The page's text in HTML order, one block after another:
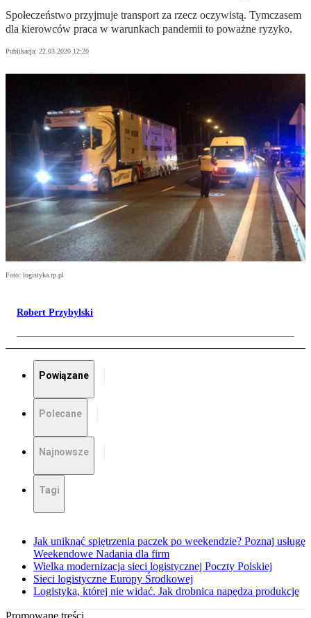
Społeczeństwo przyjmuje transport za rzecz oczywistą. Tymczasem
dla kierowców praca w warunkach pandemii to poważne ryzyko.
Publikacja: 22.03.2020 12:20
Foto: logistyka.rp.pl
Robert Przybylski
Powiązane
Polecane
Najnowsze
Tagi
Jak uniknąć spiętrzenia paczek po weekendzie? Poznaj usługę
Weekendowe Nadania dla firm
Wielka modernizacja sieci logistycznej Poczty Polskiej
Sieci logistyczne Europy Środkowej
Logistyka, której nie widać. Jak drobnica napędza produkcję
Promowane treści